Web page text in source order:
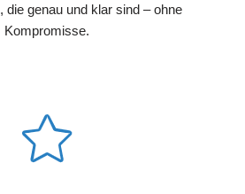
die genau und klar sind – ohne
Kompromisse.